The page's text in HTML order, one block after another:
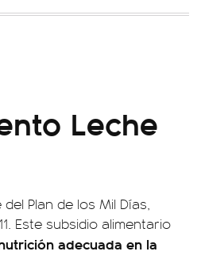
Leche
Plan de los Mil Días,
Este subsidio alimentario
adecuada en la